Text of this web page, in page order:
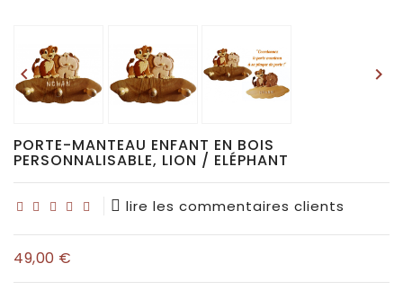
 
PORTE-MANTEAU ENFANT EN BOIS
PERSONNALISABLE, LION / ELÉPHANT
lire les commentaires clients
49,00 €